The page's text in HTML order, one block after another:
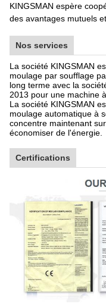
KINGSMAN espère
des avantages mutuels
Nos services
La société KINGSMAN
moulage par soufflage
long terme avec la
2013 pour une machine
La société KINGSMAN
moulage automatique à
concentre maintenant
économiser de l'énergie.
Certifications